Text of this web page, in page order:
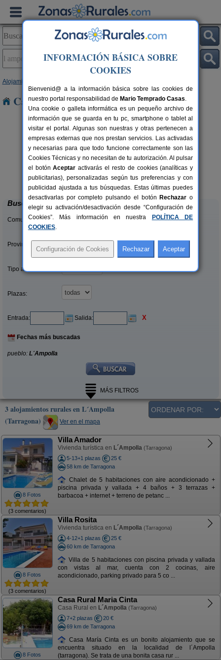
Alojamientos
Casas Rurales en L´Ampolla
2-7+2 pers.
desde69 €
Ca Calbet
Margalef (Tarragona)
Buscar
Comunidades:
Provincias/Islas:
Tipo alquiler:
Plazas:
Entrada: Salida: X
Fechas más buscadas
pueblo: L´Ampolla
MÁS FILTROS
3 alojamientos rurales en L´Ampolla
(Tarragona)
Ver en el mapa
8 Fotos
(3 comentarios)
Villa Amador
Vivienda turística en L´Ampolla (Tarragona)
5-13+1 plazas
25 €
58 km de Tarragona
Chalet de 5 habitaciones con aire acondicionado +
piscina privada y vallada + 4 baños + 3 terrazas +
barbacoa + internet + terreno de petanc ...
8 Fotos
(3 comentarios)
Villa Rosita
Vivienda turística en L´Ampolla (Tarragona)
4-12+1 plazas
25 €
60 km de Tarragona
Villa de 5 habitaciones con piscina privada y vallada
con vistas al mar, cuenta con 2 cocinas, aire
acondicionado, parking privado para 5 co ...
8 Fotos
Casa Rural Maria Cinta
Casa Rural en L´Ampolla (Tarragona)
7+2 plazas
20 €
69 km de Tarragona
Casa María Cinta es un bonito alojamiento que se
encuentra situado en la localidad de l´Ampolla
(tarragona). Se trata de una bonita casa rur ...
INFORMACIÓN BÁSICA SOBRE
COOKIES
Bienvenid@ a la información básica sobre las cookies de
nuestro portal responsabilidad de Mario Temprado Casas.
Una cookie o galleta informática es un pequeño archivo de
información que se guarda en tu pc, smartphone o tablet al
visitar el portal. Algunas son nuestras y otras pertenecen a
empresas externas que nos prestan servicios. Las activadas
y necesarias para que todo funcione correctamente son las
Cookies Técnicas y no necesitan de tu autorización. Al pulsar
el botónAceptar activarás el resto de cookies (analíticas y
publicitarias), personalizadas según tus preferencias y con
publicidad ajustada a tus búsquedas. Estas últimas puedes
desactivarlas por completo pulsando el botón Rechazar o
elegir su activación/desactivación desde “Configuración de
Cookies”. Más información en nuestra
POLÍTICA DE
COOKIES.